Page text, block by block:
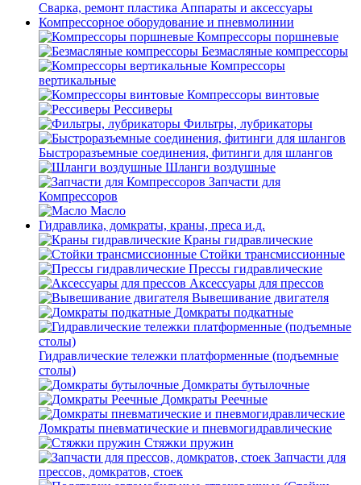
Сварка, ремонт пластика Аппараты и аксессуары
Компрессорное оборудование и пневмолинии
Компрессоры поршневые
Безмасляные компрессоры
Компрессоры
вертикальные
Компрессоры винтовые
Рессиверы
Фильтры, лубрикаторы
Быстроразъемные соединения, фитинги для шлангов
Шланги воздушные
Запчасти для
Компрессоров
Масло
Гидравлика, домкраты, краны, преса и.д.
Краны гидравлические
Стойки трансмиссионные
Прессы гидравлические
Аксессуары для прессов
Вывешивание двигателя
Домкраты подкатные
Гидравлические тележки платформенные (подъемные
столы)
Домкраты бутылочные
Домкраты Реечные
Домкраты пневматические и пневмогидравлические
Стяжки пружин
Запчасти для
прессов, домкратов, стоек